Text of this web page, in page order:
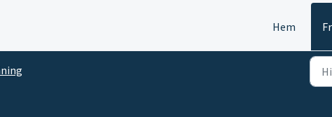
Hem